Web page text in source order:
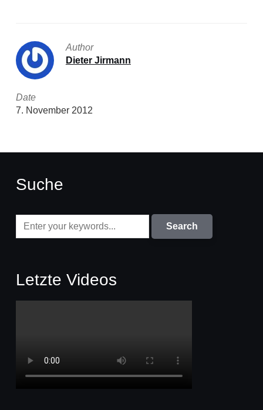
Author
Dieter Jirmann
Date
7. November 2012
Suche
Letzte Videos